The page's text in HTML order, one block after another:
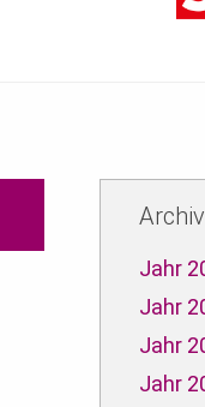
Archiv
Jahr
Jahr
Jahr
Jahr